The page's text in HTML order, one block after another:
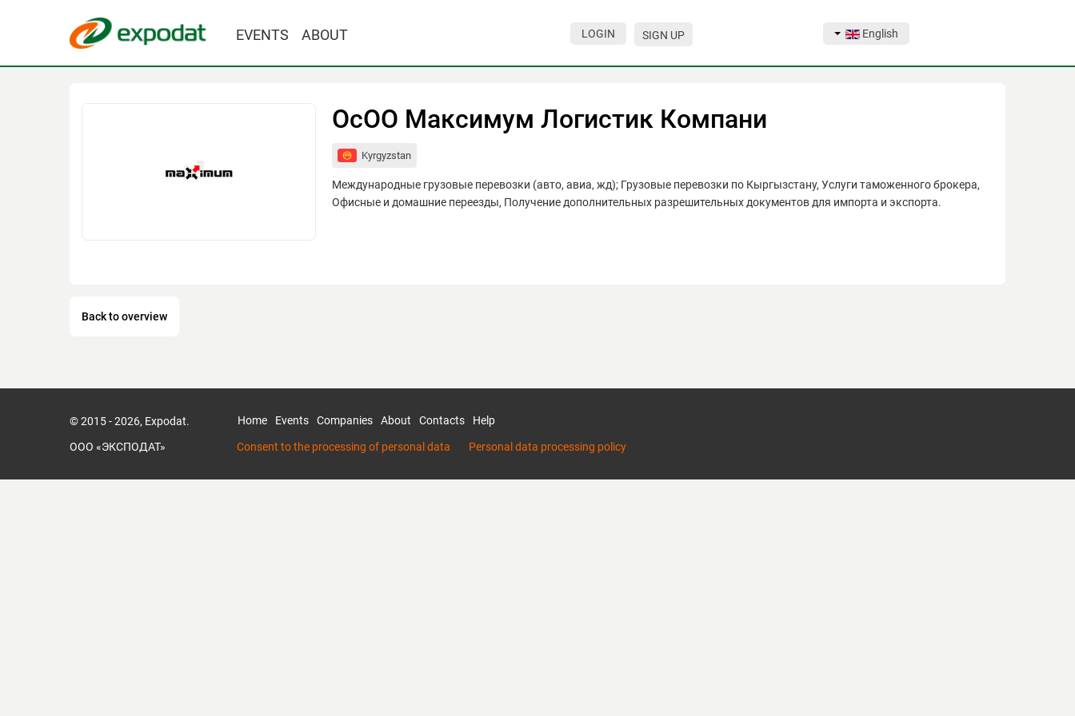
EVENTS ABOUT LOGIN SIGN UP English
ОсОО Максимум Логистик Компани
Kyrgyzstan
Международные грузовые перевозки (авто, авиа, жд); Грузовые перевозки по Кыргызстану, Услуги таможенного брокера,
Офисные и домашние переезды, Получение дополнительных разрешительных документов для импорта и экспорта.
Back to overview
© 2015 - 2026, Expodat.
ООО «ЭКСПОДАТ»
Home Events Companies About Contacts Help
Consent to the processing of personal data Personal data processing policy